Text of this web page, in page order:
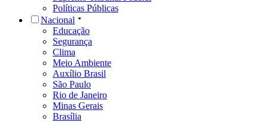
Políticas Públicas
Nacional
Educação
Segurança
Clima
Meio Ambiente
Auxílio Brasil
São Paulo
Rio de Janeiro
Minas Gerais
Brasília